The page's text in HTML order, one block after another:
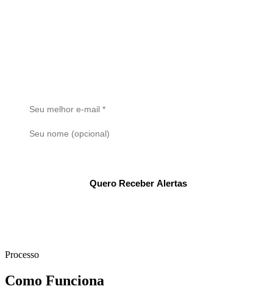
Quero Receber Alertas
Processo
Como Funciona